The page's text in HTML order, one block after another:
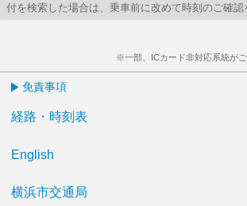
付を検索した場合は、乗車前に改めて時刻のご確認
※一部、ICカード非対応系統がご
免責事項
経路・時刻表
English
横浜市交通局